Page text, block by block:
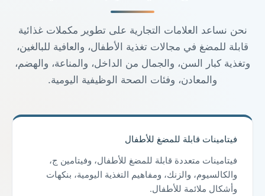
نحن نساعد العلامات التجارية على تطوير مكملات غذائية
قابلة للمضغ في مجالات تغذية الأطفال، والعافية للبالغين،
وتغذية كبار السن، والجمال من الداخل، والمناعة، والهضم،
والمعادن، وفئات الصحة الوظيفية اليومية.
فيتامينات قابلة للمضغ للأطفال
فيتامينات متعددة قابلة للمضغ للأطفال، وفيتامين ج،
والكالسيوم، والزنك، ومفاهيم التغذية اليومية، بنكهات
وأشكال ملائمة للأطفال.